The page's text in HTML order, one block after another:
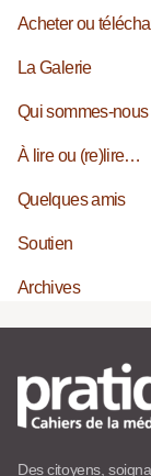
Acheter ou
La Galerie
Qui sommes-nous
À lire ou (re)lire…
Quelques amis
Soutien
Archives
Des citoyens,